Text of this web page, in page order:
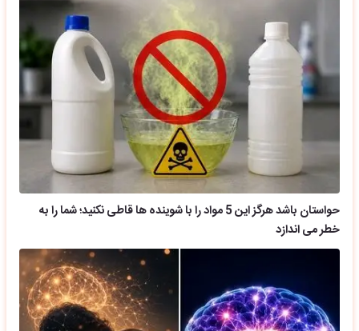
حواستان باشد هرگز این 5 مواد را با شوینده ها قاطی نکنید؛ شما را به
خطر می اندازد